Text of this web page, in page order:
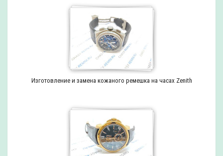
Изготовление и замена кожаного ремешка на часах Zenith